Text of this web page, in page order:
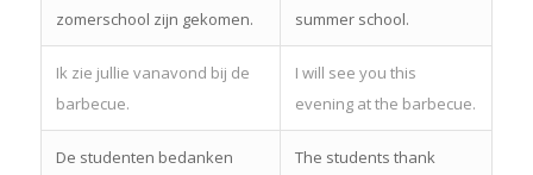
zomerschool zijn gekomen.
summer school.
Ik zie jullie vanavond bij de
barbecue.
I will see you this
evening at the barbecue.
De studenten bedanken
The students thank